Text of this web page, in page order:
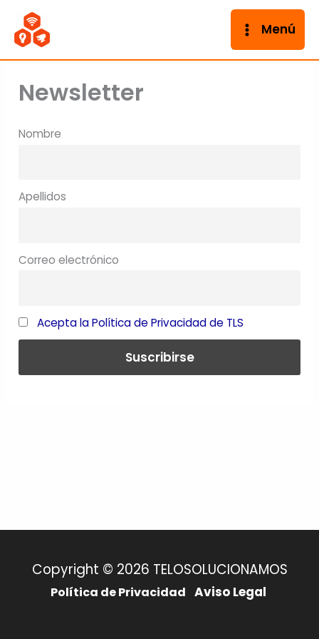
contenido
Menú
Newsletter
Nombre
Apellidos
Correo electrónico
Acepta la Política de Privacidad de TLS
Copyright © 2026 TELOSOLUCIONAMOS
Política de Privacidad Aviso Legal